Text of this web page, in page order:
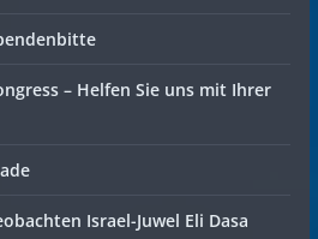
– Helfen Sie uns mit Ihrer
Israel-Juwel Eli Dasa